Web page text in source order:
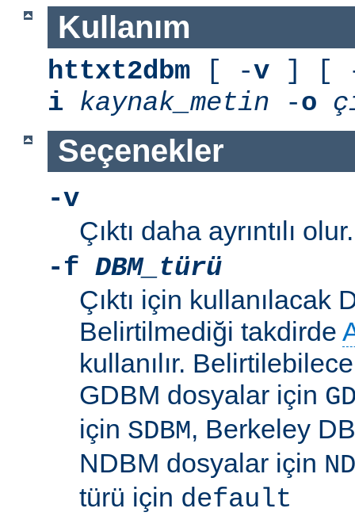
Kullanım
httxt2dbm [ -v ] [
i
kaynak_metin -o
Seçenekler
-v
Çıktı daha ayrıntılı olur.
-f DBM_türü
Çıktı için kullanılacak
Belirtilmediği takdirde
kullanılır.
GDBM dosyalar için
için SDBM, Berkeley
NDBM dosyalar için
türü için default